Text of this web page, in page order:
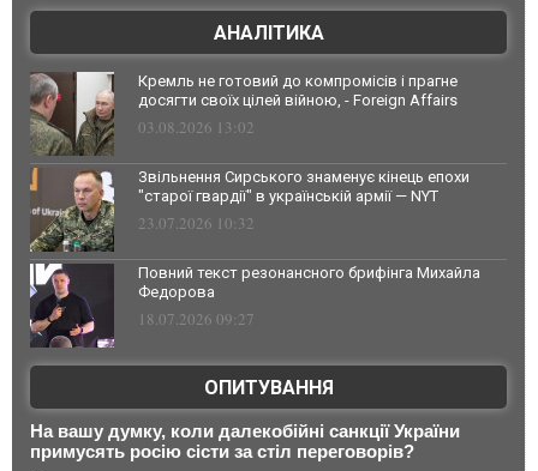
АНАЛІТИКА
Кремль не готовий до компромісів і прагне
досягти своїх цілей війною, - Foreign Affairs
03.08.2026 13:02
Звільнення Сирського знаменує кінець епохи
"старої гвардії" в українській армії — NYT
23.07.2026 10:32
Повний текст резонансного брифінга Михайла
Федорова
18.07.2026 09:27
ОПИТУВАННЯ
На вашу думку, коли далекобійні санкції України
примусять росію сісти за стіл переговорів?